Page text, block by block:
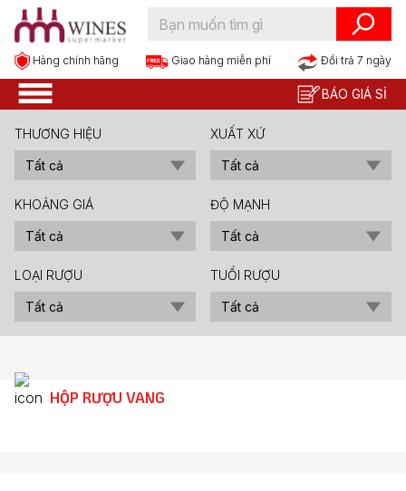
Hàng chính hãng Giao hàng miễn phí Đổi trả 7 ngày
BÁO GIÁ SỈ
THƯƠNG HIỆU XUẤT XỨ
KHOẢNG GIÁ ĐỘ MẠNH
LOẠI RƯỢU TUỔI RƯỢU
HỘP RƯỢU VANG